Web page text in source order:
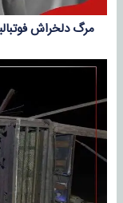
مرگ دلخراش